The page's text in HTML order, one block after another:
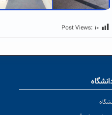
Post Views: ۱۰